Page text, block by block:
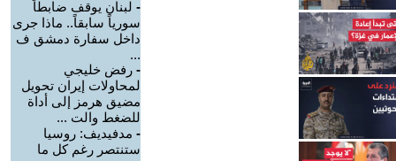
- لبنان يوقف ضابطاً
سورياً سابقاً.. ماذا جرى
داخل سفارة دمشق ف
...
- رفض خليجي
لمحاولات إيران تحويل
مضيق هرمز إلى أداة
للضغط والت ...
- مدفيديف: روسيا
ستنتصر رغم كل ما